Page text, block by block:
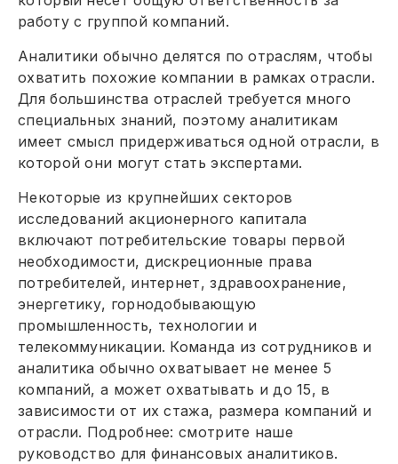
работу с группой компаний.
Аналитики обычно делятся по отраслям, чтобы
охватить похожие компании в рамках отрасли.
Для большинства отраслей требуется много
специальных знаний, поэтому аналитикам
имеет смысл придерживаться одной отрасли, в
которой они могут стать экспертами.
Некоторые из крупнейших секторов
исследований акционерного капитала
включают потребительские товары первой
необходимости, дискреционные права
потребителей, интернет, здравоохранение,
энергетику, горнодобывающую
промышленность, технологии и
телекоммуникации. Команда из сотрудников и
аналитика обычно охватывает не менее 5
компаний, а может охватывать и до 15, в
зависимости от их стажа, размера компаний и
отрасли. Подробнее: смотрите наше
руководство для финансовых аналитиков.